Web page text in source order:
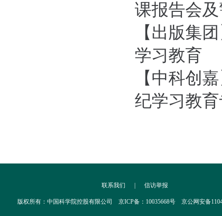
课报告会
【出版集
学习教育
【中科创
纪学习教
联系我们 信访举报
版权所有：中国科学院控股有限公司 京ICP备：10035668号 京公网安备